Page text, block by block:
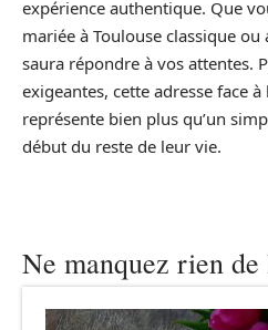
expérience authentique. Que
mariée à Toulouse classique ou
saura répondre à vos attentes.
exigeantes, cette adresse face
représente bien plus qu’un
début du reste de leur vie.
Ne manquez rien de